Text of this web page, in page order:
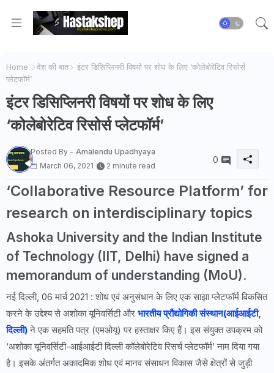
Home देश की बात
इंटर डिसिप्लिनरी विषयों पर शोध के लिए ‘कोलेबोरेटिव रिसोर्स
प्लेटफॉर्म’
इंटर डिसिप्लिनरी विषयों पर शोध के लिए
‘कोलेबोरेटिव रिसोर्स प्लेटफॉर्म’
Posted By - Amalendu Upadhyaya
March 06, 2021
2 minute read
0
‘Collaborative Resource Platform’ for
research on interdisciplinary topics
Ashoka University and the Indian Institute
of Technology (IIT, Delhi) have signed a
memorandum of understanding (MoU).
नई दिल्ली, 06 मार्च 2021 : शोध एवं अनुसंधान के लिए एक साझा प्लेटफॉर्म विकसित
करने के उद्देश्य से अशोका यूनिवर्सिटी और भारतीय प्रौद्योगिकी संस्थान(आईआईटी,
दिल्ली)ने एक सहमति पत्र (एमओयू) पर हस्ताक्षर किए हैं। इस संयुक्त उपक्रम को
‘अशोका यूनिवर्सिटी-आईआईटी दिल्ली कॉलेबोरेटिव रिसर्च प्लेटफॉर्म’ नाम दिया गया
है। इसके अंतर्गत अकादमिक शोध एवं मानव संसाधन विकास जैसे क्षेत्रों से जुड़ी